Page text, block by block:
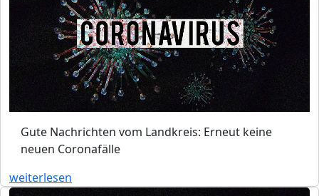
Gute Nachrichten vom Landkreis: Erneut keine
neuen Coronafälle
weiterlesen